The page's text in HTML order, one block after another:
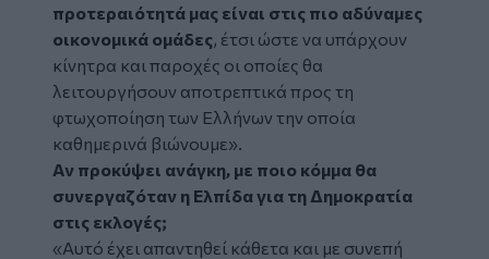
προτεραιότητά μας είναι στις πιο αδύναμες
οικονομικά ομάδες, έτσι ώστε να υπάρχουν
κίνητρα και παροχές οι οποίες θα
λειτουργήσουν αποτρεπτικά προς τη
φτωχοποίηση των Ελλήνων την οποία
καθημερινά βιώνουμε».
Αν προκύψει ανάγκη, με ποιο κόμμα θα
συνεργαζόταν η Ελπίδα για τη Δημοκρατία
στις εκλογές;
«Αυτό έχει απαντηθεί κάθετα και με συνεπή